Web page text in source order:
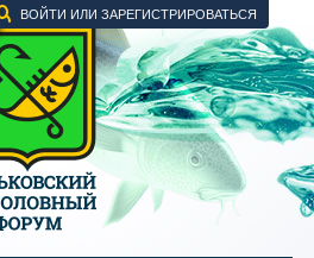
ВОЙТИ ИЛИ ЗАРЕГИСТРИРОВАТЬСЯ